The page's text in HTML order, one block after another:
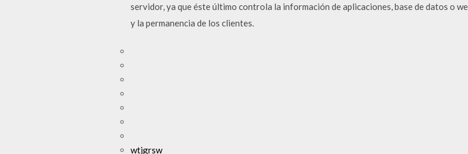
servidor, ya que éste último controla la información de aplicaciones, base de datos o
y la permanencia de los clientes.
wtjgrsw